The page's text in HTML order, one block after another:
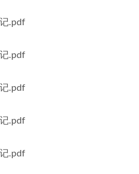
.pdf
.pdf
.pdf
.pdf
.pdf